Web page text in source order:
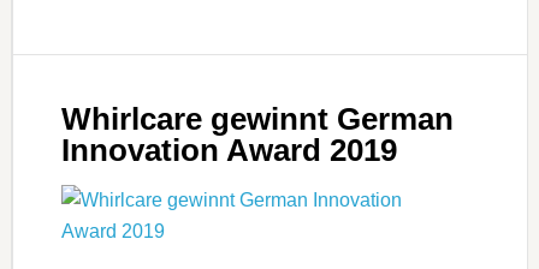
Whirlcare gewinnt German
Innovation Award 2019